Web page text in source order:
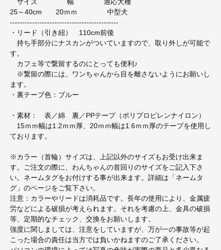
25～40cm 20ｍｍ 中型犬
--------------------------------------------
・リード（引き紐） 110cm前後
持ち手部分にナスカンがついていますので、取り外しが可能で
す。
カフェ等で繋留するのにとっても便利♪
※繋留の際には、ワンちゃんから目を離さないようにお願いし
ます。
・裏テープ色：ブルー
・素材： 表／綿 裏／PPテープ（ポリプロピレンナイロン）
15ｍｍ幅は1.2ｍｍ厚、20ｍｍ幅は1.6ｍｍ厚のテープを使用し
ております。
※カラー（首輪）サイズは、上記以外のサイズもお受け出来ま
す。ご注文の際に、わんちゃんの首回りのサイズをご記入下さ
い。ネームタグをお付けする事が出来ます。詳細は「ネームタ
グ」のページをご覧下さい。
注意：カラーやリードは消耗品です。長年の使用により、金属疲
労などによる破損が考えられます。それを考慮の上、金具の破損
等、定期的なチェック、交換をお願いします。
強度に関しましては、注意をしていますが、万が一の事故等が起
こった場合の責任は当方では負いかねますのご了承ください。